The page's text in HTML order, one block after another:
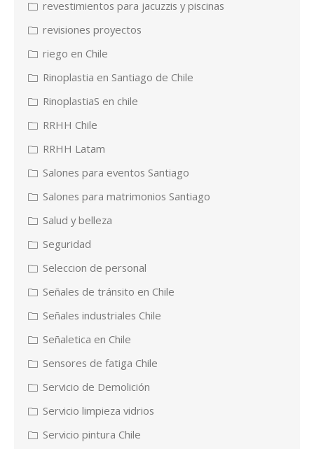
revestimientos para jacuzzis y piscinas
revisiones proyectos
riego en Chile
Rinoplastia en Santiago de Chile
RinoplastiaS en chile
RRHH Chile
RRHH Latam
Salones para eventos Santiago
Salones para matrimonios Santiago
Salud y belleza
Seguridad
Seleccion de personal
Señales de tránsito en Chile
Señales industriales Chile
Señaletica en Chile
Sensores de fatiga Chile
Servicio de Demolición
Servicio limpieza vidrios
Servicio pintura Chile